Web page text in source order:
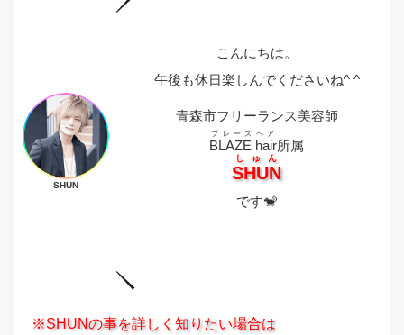
SHUN
こんにちは。
午後も休日楽しんでくださいね^ ^
青森市フリーランス美容師
BLAZE hair
ブレーズヘア
所属
SHUN
しゅん
です🐒
※SHUNの事を詳しく知りたい場合は